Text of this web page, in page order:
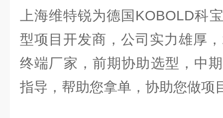
上海维特锐为德国KOBOLD科
型项目开发商，公司实力雄厚
终端厂家，前期协助选型，中
指导，帮助您拿单，协助您做项